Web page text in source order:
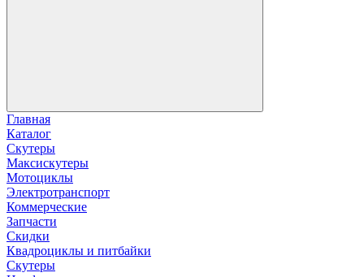
Главная
Каталог
Скутеры
Максискутеры
Мотоциклы
Электротранспорт
Коммерческие
Запчасти
Скидки
Квадроциклы и питбайки
Скутеры